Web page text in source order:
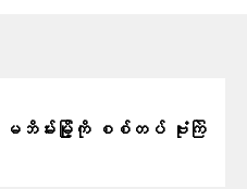
တဲ့ မဘိမ်းမြို့ကို စစ်တပ် ဗုံးကြဲ